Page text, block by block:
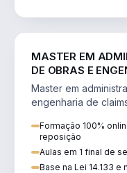
MASTER EM
DE OBRAS E
Master em
engenharia de
Formação 100%
reposição
Aulas em 1 final de
Base na Lei 14.133 e